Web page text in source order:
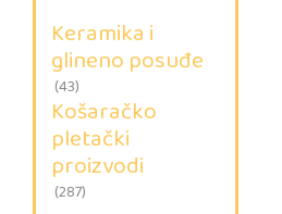
Keramika i
glineno posuđe
(43)
Košaračko
pletački
proizvodi
(287)